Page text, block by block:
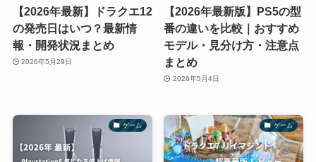
【2026年最新】ドラクエ12
の発売日はいつ？最新情
報・開発状況まとめ
2026年5月29日
【2026年最新版】PS5の型
番の違いを比較｜おすすめ
モデル・見分け方・注意点
まとめ
2026年5月4日
ゲーム ゲーム